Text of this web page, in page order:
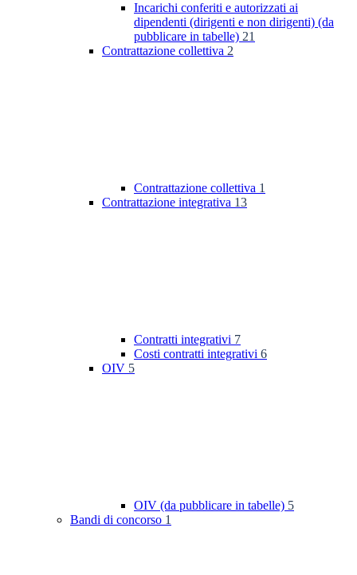
Incarichi conferiti e autorizzati ai
dipendenti (dirigenti e non dirigenti) (da
pubblicare in tabelle) 21
Contrattazione collettiva 2
Contrattazione collettiva 1
Contrattazione integrativa 13
Contratti integrativi 7
Costi contratti integrativi 6
OIV 5
OIV (da pubblicare in tabelle) 5
Bandi di concorso 1